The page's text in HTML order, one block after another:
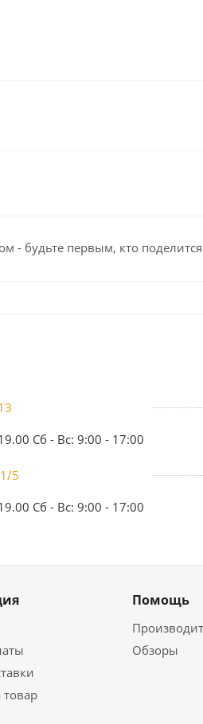
- будьте первым, кто
Сб - Вс: 9:00 - 17:00
5
Сб - Вс: 9:00 - 17:00
товар
Помощь
Обзоры